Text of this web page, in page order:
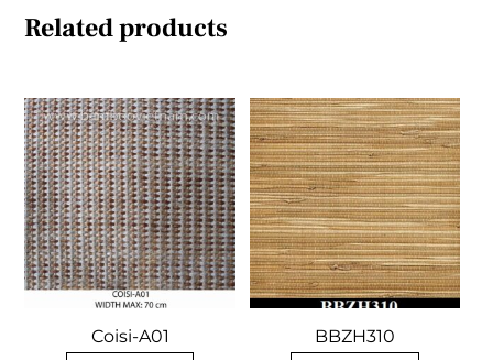
Related products
Coisi-A01 BBZH310